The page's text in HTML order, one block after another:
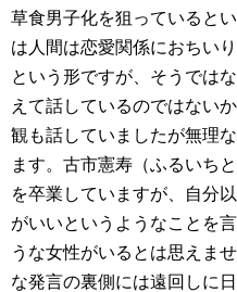
草食男子化を狙っていると
は人間は恋愛関係におちい
という形ですが、そうでは
えて話しているのではない
観も話していましたが無理
ます。古市憲寿（ふるいち
を卒業していますが、自分
がいいというようなことを
うな女性がいるとは思えま
な発言の裏側には遠回しに